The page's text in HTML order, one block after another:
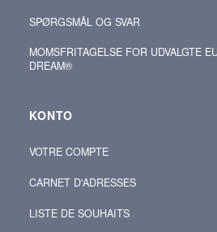
SPØRGSMÅL OG SVAR
MOMSFRITAGELSE FOR UDVALGTE
DREAM®
KONTO
VOTRE COMPTE
CARNET D'ADRESSES
LISTE DE SOUHAITS